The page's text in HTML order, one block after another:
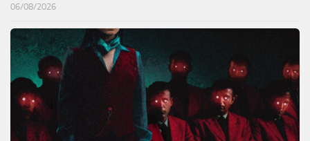
06/08/2026